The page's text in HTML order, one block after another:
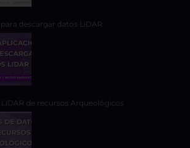
descargar datos LiDAR
LiDAR de recursos Arqueológicos